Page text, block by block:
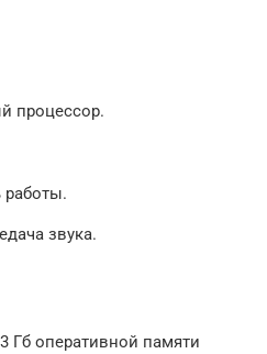
процессор.
работы.
звука.
Гб оперативной памяти